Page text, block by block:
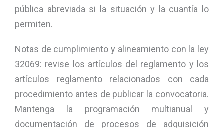
pública abreviada si la situación y la cuantía lo
permiten.
Notas de cumplimiento y alineamiento con la ley
32069: revise los artículos del reglamento y los
artículos reglamento relacionados con cada
procedimiento antes de publicar la convocatoria.
Mantenga la programación multianual y
documentación de procesos de adquisición